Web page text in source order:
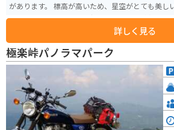
があります。 標高が高いため、星空がとても美し
トイレにしかないため、夜になると周辺が真っ暗
り星が明るく、たくさん見ることができる場所で
ンプ旅行を計画する際には、寒さに備えて上着を
ます。
詳しく見る
極楽峠パノラマパーク